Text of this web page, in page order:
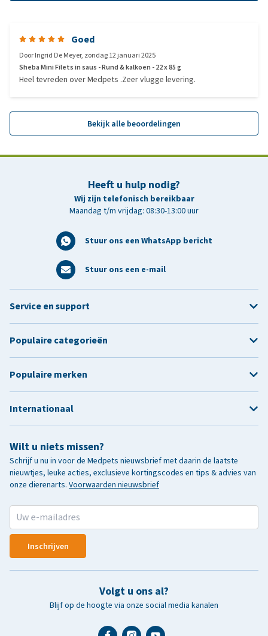
Goed
DoorIngrid De Meyer, zondag 12 januari 2025
Sheba Mini Filets in saus - Rund & kalkoen - 22 x 85 g
Heel tevreden over Medpets .Zeer vlugge levering.
Bekijk alle beoordelingen
Heeft u hulp nodig?
Wij zijn telefonisch bereikbaar
Maandag t/m vrijdag: 08:30-13:00 uur
Stuur ons een WhatsApp bericht
Stuur ons een e-mail
Wilt u niets missen?
Schrijf u nu in voor de Medpets nieuwsbrief met daarin de laatste
nieuwtjes, leuke acties, exclusieve kortingscodes en tips & advies van
onze dierenarts. Voorwaarden nieuwsbrief
Inschrijven
Volgt u ons al?
Blijf op de hoogte via onze social media kanalen
Service en support
Populaire categorieën
Populaire merken
Internationaal